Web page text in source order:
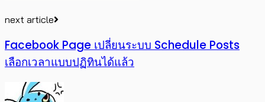
next article
Facebook Page เปลี่ยนระบบ Schedule Posts
เลือกเวลาแบบปฏิทินได้แล้ว